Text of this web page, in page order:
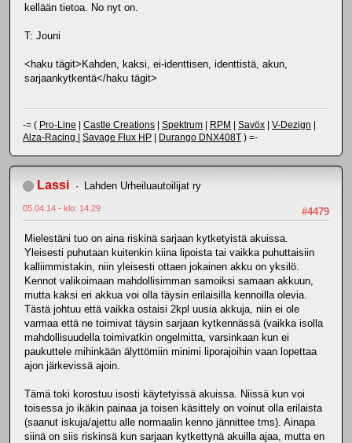
kellään tietoa. No nyt on.
T: Jouni
<haku tägit>Kahden, kaksi, ei-identtisen, identtistä, akun,
sarjaankytkentä</haku tägit>
-= ( Pro-Line Castle Creations Spektrum RPM Savöx V-Dezign
Alza-Racing
Savage Flux HP Durango DNX408T ) =-
Lassi Lahden Urheiluautoilijat ry
#4479
05.04.14 - klo: 14.29
Mielestäni tuo on aina riskinä sarjaan kytketyistä akuissa.
Yleisesti puhutaan kuitenkin kiina lipoista tai vaikka puhuttaisiin
kalliimmistakin, niin yleisesti ottaen jokainen akku on yksilö.
Kennot valikoimaan mahdollisimman samoiksi samaan akkuun,
mutta kaksi eri akkua voi olla täysin erilaisilla kennoilla olevia.
Tästä johtuu että vaikka ostaisi 2kpl uusia akkuja, niin ei ole
varmaa että ne toimivat täysin sarjaan kytkennässä (vaikka isolla
mahdollisuudella toimivatkin ongelmitta, varsinkaan kun ei
paukuttele mihinkään älyttömiin minimi liporajoihin vaan lopettaa
ajon järkevissä ajoin.
Tämä toki korostuu isosti käytetyissä akuissa. Niissä kun voi
toisessa jo ikäkin painaa ja toisen käsittely on voinut olla erilaista
(saanut iskuja/ajettu alle normaalin kenno jännittee tms). Ainapa
siinä on siis riskinsä kun sarjaan kytkettynä akuilla ajaa, mutta en